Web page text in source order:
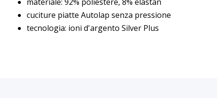
cuciture piatte Autolap senza pressione
tecnologia: ioni d'argento Silver Plus